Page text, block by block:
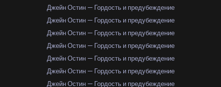
Джейн Остин — Гордость и предубеждение
Джейн Остин — Гордость и предубеждение
Джейн Остин — Гордость и предубеждение
Джейн Остин — Гордость и предубеждение
Джейн Остин — Гордость и предубеждение
Джейн Остин — Гордость и предубеждение
Джейн Остин — Гордость и предубеждение